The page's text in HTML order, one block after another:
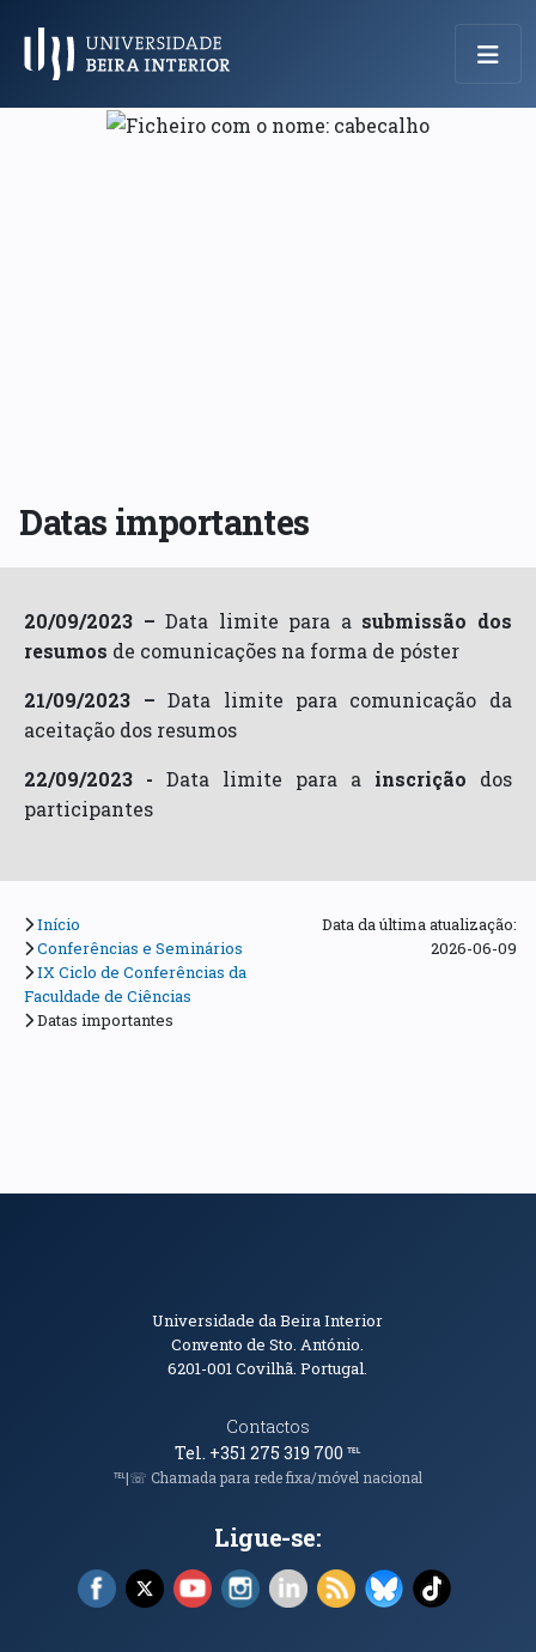
Menu Principal
Datas importantes
20/09/2023 –Data limite para a submissão dos
resumos de comunicações na forma de póster
21/09/2023 –Data limite para comunicação da
aceitação dos resumos
22/09/2023 -Data limite para a inscrição dos
participantes
Início
Conferências e Seminários
IX Ciclo de Conferências da
Faculdade de Ciências
Datas importantes
Data da última atualização:
2026-06-09
Informações de Contacto
Universidade da Beira Interior
Convento de Sto. António.
6201-001Covilhã. Portugal.
Contactos
Tel. +351 275 319 700℡
℡|☏ Chamada para rede fixa/móvel nacional
Ligue-se:
Facebook (abre em nova janela)
X (abre em nova janela)
YouTube (abre em nova janela)
Instagram (abre em nova janela)
LinkedIn (abre em nova
RSS (abre em nova
Bluesky (abre
TikTok